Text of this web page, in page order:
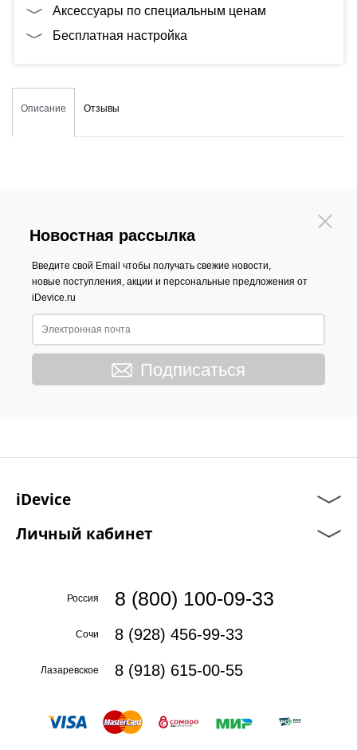
Аксессуары по специальным ценам
Бесплатная настройка
Описание Отзывы
Новостная рассылка
Введите свой Email чтобы получать свежие новости,
новые поступления, акции и персональные предложения от
iDevice.ru
Подписаться
iDevice
Личный кабинет
Россия 8 (800) 100-09-33
Сочи 8 (928) 456-99-33
Лазаревское 8 (918) 615-00-55